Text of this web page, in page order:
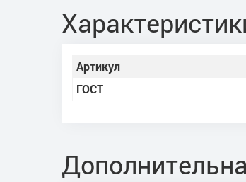
Артикул
ГОСТ